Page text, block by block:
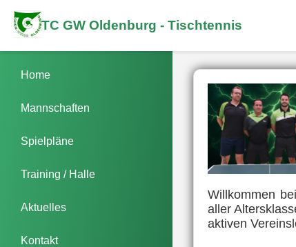
TC GW Oldenburg - Tischtennis
Home
Mannschaften
Spielpläne
Training / Halle
Aktuelles
Kontakt
Willkommen
aller
aktiven